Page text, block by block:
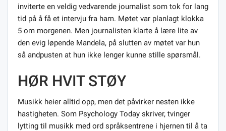
inviterte en veldig vedvarende journalist som tok for lang
tid på å få et intervju fra ham. Møtet var planlagt klokka
5 om morgenen. Men journalisten klarte å lære lite av
den evig løpende Mandela, på slutten av møtet var hun
så andpusten at hun ikke lenger kunne stille spørsmål.
HØR HVIT STØY
Musikk heier alltid opp, men det påvirker nesten ikke
hastigheten. Som Psychology Today skriver, tvinger
lytting til musikk med ord språksentrene i hjernen til å ta